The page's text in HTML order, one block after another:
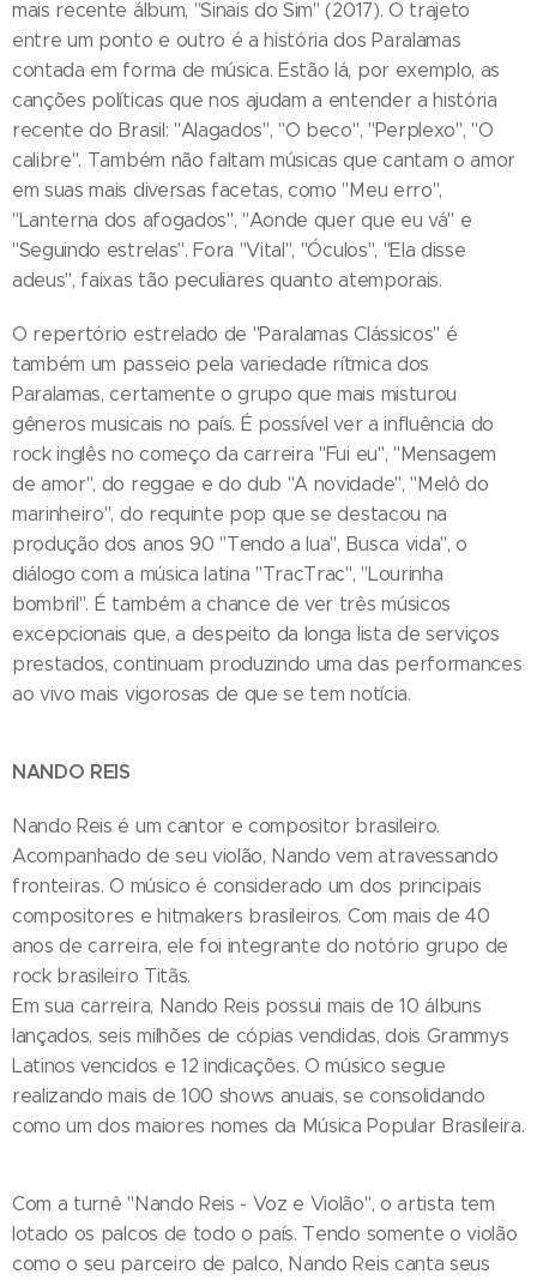
mais recente álbum, "Sinais do Sim" (2017). O trajeto
entre um ponto e outro é a história dos Paralamas
contada em forma de música. Estão lá, por exemplo, as
canções políticas que nos ajudam a entender a história
recente do Brasil: "Alagados", "O beco", "Perplexo", "O
calibre". Também não faltam músicas que cantam o amor
em suas mais diversas facetas, como "Meu erro",
"Lanterna dos afogados", "Aonde quer que eu vá" e
"Seguindo estrelas". Fora "Vital", "Óculos", "Ela disse
adeus", faixas tão peculiares quanto atemporais.
O repertório estrelado de "Paralamas Clássicos" é
também um passeio pela variedade rítmica dos
Paralamas, certamente o grupo que mais misturou
gêneros musicais no país. É possível ver a influência do
rock inglês no começo da carreira "Fui eu", "Mensagem
de amor", do reggae e do dub "A novidade", "Melô do
marinheiro", do requinte pop que se destacou na
produção dos anos 90 "Tendo a lua", Busca vida", o
diálogo com a música latina "TracTrac", "Lourinha
bombril". É também a chance de ver três músicos
excepcionais que, a despeito da longa lista de serviços
prestados, continuam produzindo uma das performances
ao vivo mais vigorosas de que se tem notícia.
NANDO REIS
Nando Reis é um cantor e compositor brasileiro.
Acompanhado de seu violão, Nando vem atravessando
fronteiras. O músico é considerado um dos principais
compositores e hitmakers brasileiros. Com mais de 40
anos de carreira, ele foi integrante do notório grupo de
rock brasileiro Titãs.
Em sua carreira, Nando Reis possui mais de 10 álbuns
lançados, seis milhões de cópias vendidas, dois Grammys
Latinos vencidos e 12 indicações. O músico segue
realizando mais de 100 shows anuais, se consolidando
como um dos maiores nomes da Música Popular Brasileira.
Com a turnê "Nando Reis - Voz e Violão", o artista tem
lotado os palcos de todo o país. Tendo somente o violão
como o seu parceiro de palco, Nando Reis canta seus